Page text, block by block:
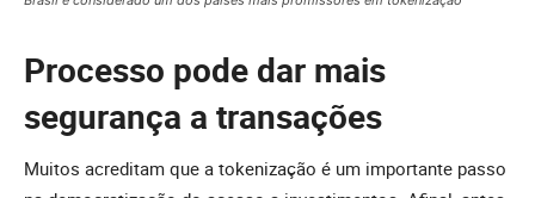
Processo pode dar mais
segurança a transações
Muitos acreditam que a tokenização é um importante passo